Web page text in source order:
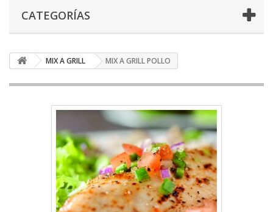
CATEGORÍAS
MIX A GRILL MIX A GRILL POLLO